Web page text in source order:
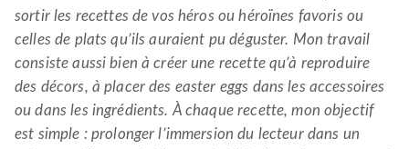
sortir les recettes de vos héros ou héroïnes favoris ou
celles de plats qu’ils auraient pu déguster. Mon travail
consiste aussi bien à créer une recette qu’à reproduire
des décors, à placer des easter eggs dans les accessoires
ou dans les ingrédients. À chaque recette, mon objectif
est simple : prolonger l’immersion du lecteur dans un